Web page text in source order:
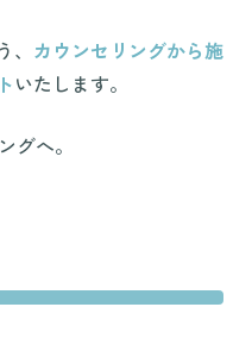
カウンセリングから施
いたします。
リングへ。